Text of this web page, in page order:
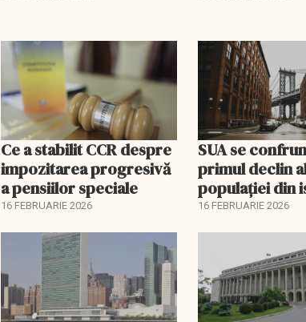
Ce a stabilit CCR despre
impozitarea progresivă
a pensiilor speciale
16 FEBRUARIE 2026
SUA se
primul declin
populației din
16 FEBRUARIE 2026